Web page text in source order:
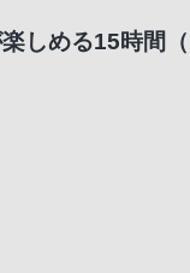
しめる15時間